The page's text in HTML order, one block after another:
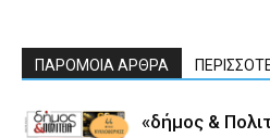
ΠΑΡΟΜΟΙΑ ΑΡΘΡΑ
«δήμος &